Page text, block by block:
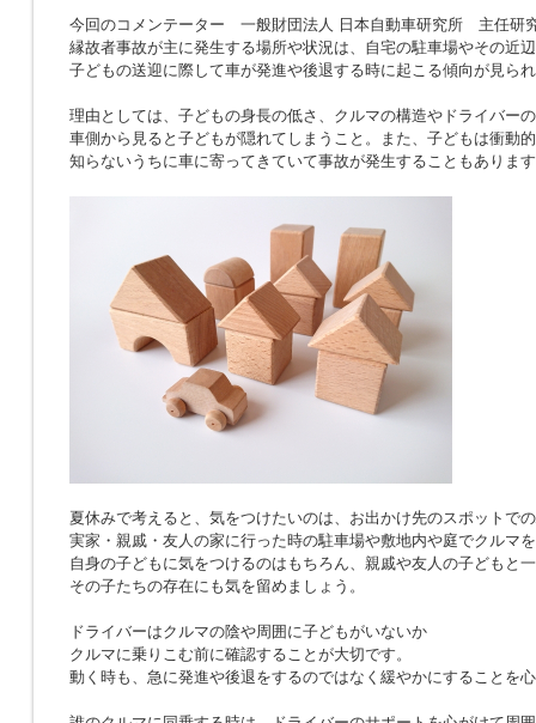
今回のコメンテーター 一般財団法人 日本自動車研究所 主任研
縁故者事故が主に発生する場所や状況は、自宅の駐車場やその近
子どもの送迎に際して車が発進や後退する時に起こる傾向が見ら
理由としては、子どもの身長の低さ、クルマの構造やドライバー
車側から見ると子どもが隠れてしまうこと。また、子どもは衝動
知らないうちに車に寄ってきていて事故が発生することもありま
夏休みで考えると、気をつけたいのは、お出かけ先のスポットで
実家・親戚・友人の家に行った時の駐車場や敷地内や庭でクルマ
自身の子どもに気をつけるのはもちろん、親戚や友人の子どもと
その子たちの存在にも気を留めましょう。
ドライバーはクルマの陰や周囲に子どもがいないか
クルマに乗りこむ前に確認することが大切です。
動く時も、急に発進や後退をするのではなく緩やかにすることを